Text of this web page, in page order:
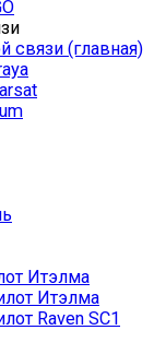
связи (главная)
Итэлма
Итэлма
Raven SC1